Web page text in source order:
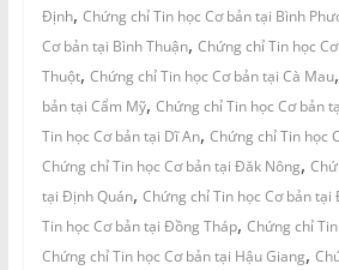
Định, Chứng chỉ Tin học Cơ bản tại Bình
Cơ bản tại Bình Thuận, Chứng chỉ Tin học
Thuột, Chứng chỉ Tin học Cơ bản tại Cà Mau,
bản tại Cẩm Mỹ, Chứng chỉ Tin học Cơ bản
Tin học Cơ bản tại Dĩ An, Chứng chỉ Tin học
Chứng chỉ Tin học Cơ bản tại Đăk Nông,
tại Định Quán, Chứng chỉ Tin học Cơ bản tại
Tin học Cơ bản tại Đồng Tháp, Chứng chỉ
Chứng chỉ Tin học Cơ bản tại Hậu Giang,